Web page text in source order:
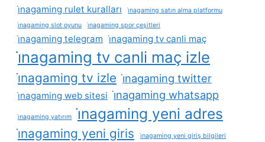
i̇nagaming rulet kuralları
i̇nagaming satın alma platformu
i̇nagaming slot oyunu
i̇nagaming spor çeşitleri
i̇nagaming telegram i̇nagaming tv canli maç
i̇nagaming tv canli maç izle
i̇nagaming tv izle i̇nagaming twitter
i̇nagaming web sitesi i̇nagaming whatsapp
i̇nagaming yatırım i̇nagaming yeni adres
i̇nagaming yeni giris
i̇nagaming yeni giriş bilgileri